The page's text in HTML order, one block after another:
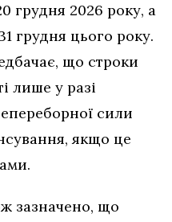
грудня 2026 року, а
грудня цього року.
що строки
лише у разі
сили
якщо це
зазначено, що